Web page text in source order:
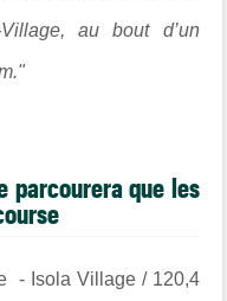
au bout d’un
parcourera que les
- Isola Village / 120,4